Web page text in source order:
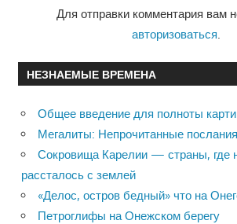
Для отправки комментария вам
авторизоваться
НЕЗНАЕМЫЕ ВРЕМЕНА
Общее введение для полноты
Мегалиты: Непрочитанные
Сокровища Карелии — страны, где
рассталось с землей
«Делос, остров бедный» что на
Петроглифы на Онежском берегу